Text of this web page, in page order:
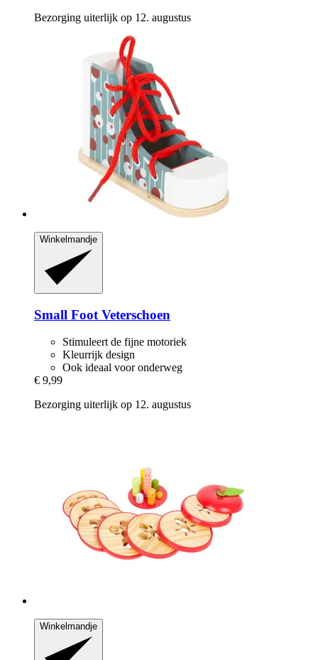
Bezorging uiterlijk op 12. augustus
Winkelmandje
Small Foot Veterschoen
Stimuleert de fijne motoriek
Kleurrijk design
Ook ideaal voor onderweg
€ 9,99
Bezorging uiterlijk op 12. augustus
Winkelmandje